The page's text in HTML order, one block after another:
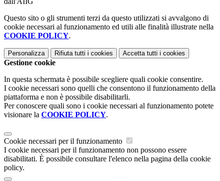
Questo sito o gli strumenti terzi da questo utilizzati si avvalgono di
cookie necessari al funzionamento ed utili alle finalità illustrate nella
COOKIE POLICY.
Personalizza Rifiuta tutti i cookies Accetta tutti i cookies
Gestione cookie
In questa schermata è possibile scegliere quali cookie consentire.
I cookie necessari sono quelli che consentono il funzionamento della
piattaforma e non è possibile disabilitarli.
Per conoscere quali sono i cookie necessari al funzionamento potete
visionare la COOKIE POLICY.
Cookie necessari per il funzionamento
I cookie necessari per il funzionamento non possono essere
disabilitati. È possibile consultare l'elenco nella pagina della cookie
policy.